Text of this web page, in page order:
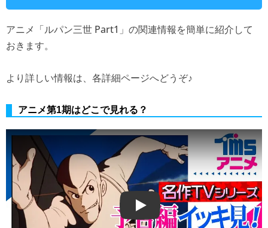
アニメ「ルパン三世 Part1」の関連情報を簡単に紹介して
おきます。
より詳しい情報は、各詳細ページへどうぞ♪
アニメ第1期はどこで見れる？
Play